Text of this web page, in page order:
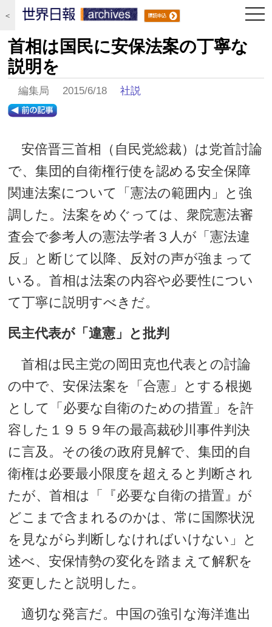
＜
首相は国民に安保法案の丁寧な
説明を
編集局 2015/6/18社説
安倍晋三首相（自民党総裁）は党首討論
で、集団的自衛権行使を認める安全保障
関連法案について「憲法の範囲内」と強
調した。法案をめぐっては、衆院憲法審
査会で参考人の憲法学者３人が「憲法違
反」と断じて以降、反対の声が強まって
いる。首相は法案の内容や必要性につい
て丁寧に説明すべきだ。
民主代表が「違憲」と批判
首相は民主党の岡田克也代表との討論
の中で、安保法案を「合憲」とする根拠
として「必要な自衛のための措置」を許
容した１９５９年の最高裁砂川事件判決
に言及。その後の政府見解で、集団的自
衛権は必要最小限度を超えると判断され
たが、首相は「『必要な自衛の措置』が
どこまで含まれるのかは、常に国際状況
を見ながら判断しなければいけない」と
述べ、安保情勢の変化を踏まえて解釈を
変更したと説明した。
適切な発言だ。中国の強引な海洋進出